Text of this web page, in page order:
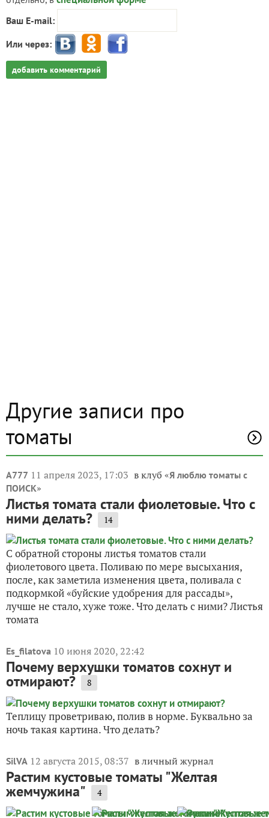
Ваш E-mail:
Или через:
добавить комментарий
Другие записи про
томаты
A777 11 апреля 2023, 17:03 в клуб «Я люблю томаты с
ПОИСК»
Листья томата стали фиолетовые. Что с
ними делать? 14
С обратной стороны листья томатов стали
фиолетового цвета. Поливаю по мере высыхания,
после, как заметила изменения цвета, поливала с
подкормкой «буйские удобрения для рассады»,
лучше не стало, хуже тоже. Что делать с ними? Листья
томата
Es_filatova 10 июня 2020, 22:42
Почему верхушки томатов сохнут и
отмирают? 8
Теплицу проветриваю, полив в норме. Буквально за
ночь такая картина. Что делать?
SilVA 12 августа 2015, 08:37 в личный журнал
Растим кустовые томаты "Желтая
жемчужина" 4